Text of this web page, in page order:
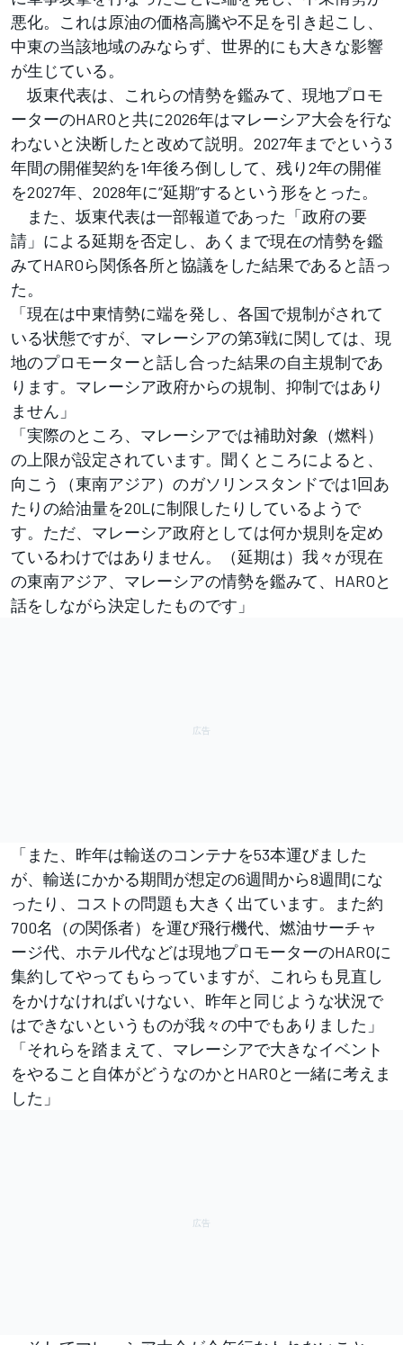
悪化。これは原油の価格高騰や不足を引き起こし、
中東の当該地域のみならず、世界的にも大きな影響
が生じている。
坂東代表は、これらの情勢を鑑みて、現地プロモ
ーターのHAROと共に2026年はマレーシア大会を行な
わないと決断したと改めて説明。2027年までという3
年間の開催契約を1年後ろ倒しして、残り2年の開催
を2027年、2028年に“延期”するという形をとった。
また、坂東代表は一部報道であった「政府の要
請」による延期を否定し、あくまで現在の情勢を鑑
みてHAROら関係各所と協議をした結果であると語っ
た。
「現在は中東情勢に端を発し、各国で規制がされて
いる状態ですが、マレーシアの第3戦に関しては、現
地のプロモーターと話し合った結果の自主規制であ
ります。マレーシア政府からの規制、抑制ではあり
ません」
「実際のところ、マレーシアでは補助対象（燃料）
の上限が設定されています。聞くところによると、
向こう（東南アジア）のガソリンスタンドでは1回あ
たりの給油量を20Lに制限したりしているようで
す。ただ、マレーシア政府としては何か規則を定め
ているわけではありません。（延期は）我々が現在
の東南アジア、マレーシアの情勢を鑑みて、HAROと
話をしながら決定したものです」
「また、昨年は輸送のコンテナを53本運びました
が、輸送にかかる期間が想定の6週間から8週間にな
ったり、コストの問題も大きく出ています。また約
700名（の関係者）を運び飛行機代、燃油サーチャ
ージ代、ホテル代などは現地プロモーターのHAROに
集約してやってもらっていますが、これらも見直し
をかけなければいけない、昨年と同じような状況で
はできないというものが我々の中でもありました」
「それらを踏まえて、マレーシアで大きなイベント
をやること自体がどうなのかとHAROと一緒に考えま
した」